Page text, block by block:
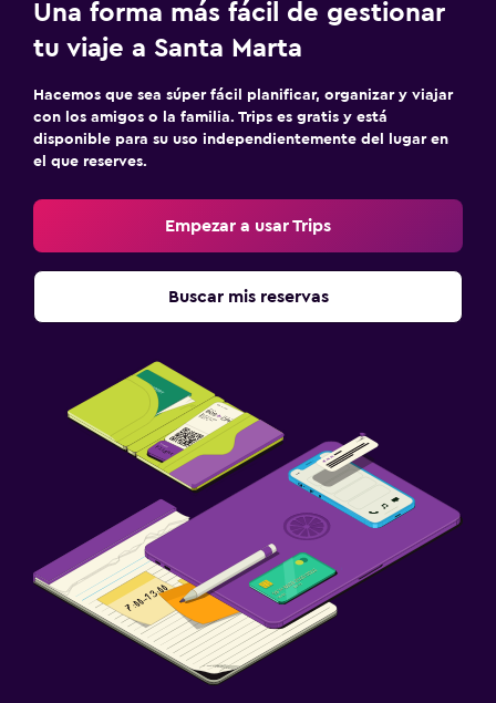
Una forma más fácil de gestionar
tu viaje a Santa Marta
Hacemos que sea súper fácil planificar, organizar y viajar
con los amigos o la familia. Trips es gratis y está
disponible para su uso independientemente del lugar en
el que reserves.
Empezar a usar Trips
Buscar mis reservas